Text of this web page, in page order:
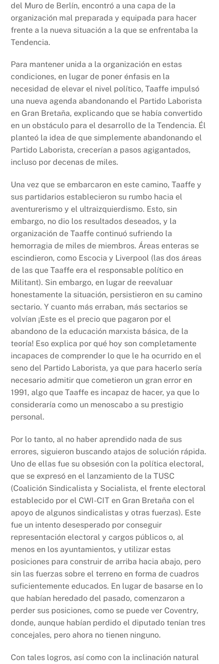
del Muro de Berlín, encontró a una capa de la
organización mal preparada y equipada para hacer
frente a la nueva situación a la que se enfrentaba la
Tendencia.
Para mantener unida a la organización en estas
condiciones, en lugar de poner énfasis en la
necesidad de elevar el nivel político, Taaffe impulsó
una nueva agenda abandonando el Partido Laborista
en Gran Bretaña, explicando que se había convertido
en un obstáculo para el desarrollo de la Tendencia. Él
planteó la idea de que simplemente abandonando el
Partido Laborista, crecerían a pasos agigantados,
incluso por decenas de miles.
Una vez que se embarcaron en este camino, Taaffe y
sus partidarios establecieron su rumbo hacia el
aventurerismo y el ultraizquierdismo. Esto, sin
embargo, no dio los resultados deseados, y la
organización de Taaffe continuó sufriendo la
hemorragia de miles de miembros. Áreas enteras se
escindieron, como Escocia y Liverpool (las dos áreas
de las que Taaffe era el responsable político en
Militant). Sin embargo, en lugar de reevaluar
honestamente la situación, persistieron en su camino
sectario. Y cuanto más erraban, más sectarios se
volvían ¡Este es el precio que pagaron por el
abandono de la educación marxista básica, de la
teoría! Eso explica por qué hoy son completamente
incapaces de comprender lo que le ha ocurrido en el
seno del Partido Laborista, ya que para hacerlo sería
necesario admitir que cometieron un gran error en
1991, algo que Taaffe es incapaz de hacer, ya que lo
consideraría como un menoscabo a su prestigio
personal.
Por lo tanto, al no haber aprendido nada de sus
errores, siguieron buscando atajos de solución rápida.
Uno de ellas fue su obsesión con la política electoral,
que se expresó en el lanzamiento de la TUSC
(Coalición Sindicalista y Socialista, el frente electoral
establecido por el CWI-CIT en Gran Bretaña con el
apoyo de algunos sindicalistas y otras fuerzas). Este
fue un intento desesperado por conseguir
representación electoral y cargos públicos o, al
menos en los ayuntamientos, y utilizar estas
posiciones para construir de arriba hacia abajo, pero
sin las fuerzas sobre el terreno en forma de cuadros
suficientemente educados. En lugar de basarse en lo
que habían heredado del pasado, comenzaron a
perder sus posiciones, como se puede ver Coventry,
donde, aunque habían perdido el diputado tenían tres
concejales, pero ahora no tienen ninguno.
Con tales logros, así como con la inclinación natural